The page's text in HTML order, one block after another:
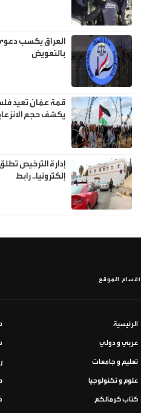
العراق يكسب
بالتعويض
قمة عمّان تعيد
يكشف حجم
إدارة الترخيص
إلكترونيا.. رابط
أقسام الموقع
الرئيسية
عربي و دولي
تعليم و جامعات
علوم و تكنولوجيا
كتاب كرمالكم